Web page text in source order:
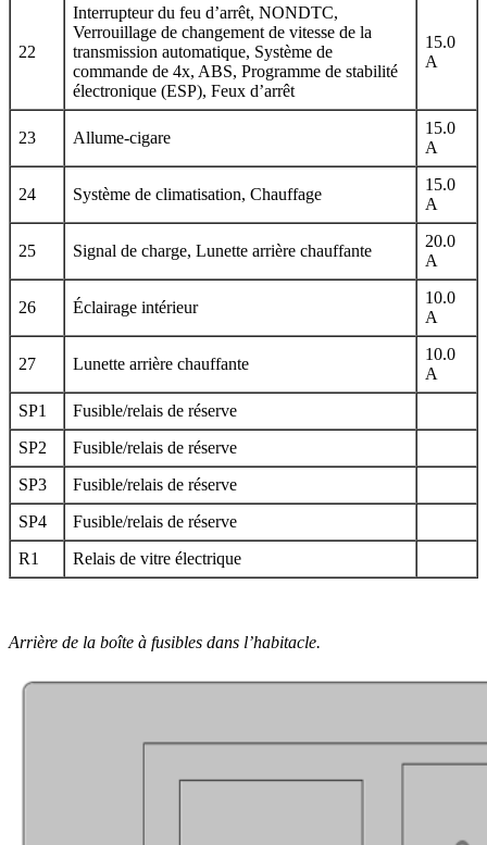
22
Interrupteur du feu d’arrêt, NONDTC,
Verrouillage de changement de vitesse de la
transmission automatique, Système de
commande de 4x, ABS, Programme de stabilité
électronique (ESP), Feux d’arrêt
15.0
A
23 Allume-cigare
15.0
A
24 Système de climatisation, Chauffage
15.0
A
25 Signal de charge, Lunette arrière chauffante
20.0
A
26 Éclairage intérieur
10.0
A
27 Lunette arrière chauffante
10.0
A
SP1
Fusible/relais de réserve
SP2
Fusible/relais de réserve
SP3
Fusible/relais de réserve
SP4
Fusible/relais de réserve
R1
Relais de vitre électrique
Arrière de la boîte à fusibles dans l’habitacle.